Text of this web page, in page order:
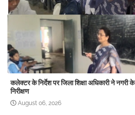
कलेक्टर के निर्देश पर जिला शिक्षा अधिकारी ने नगरी
निरीक्षण
August 06, 2026